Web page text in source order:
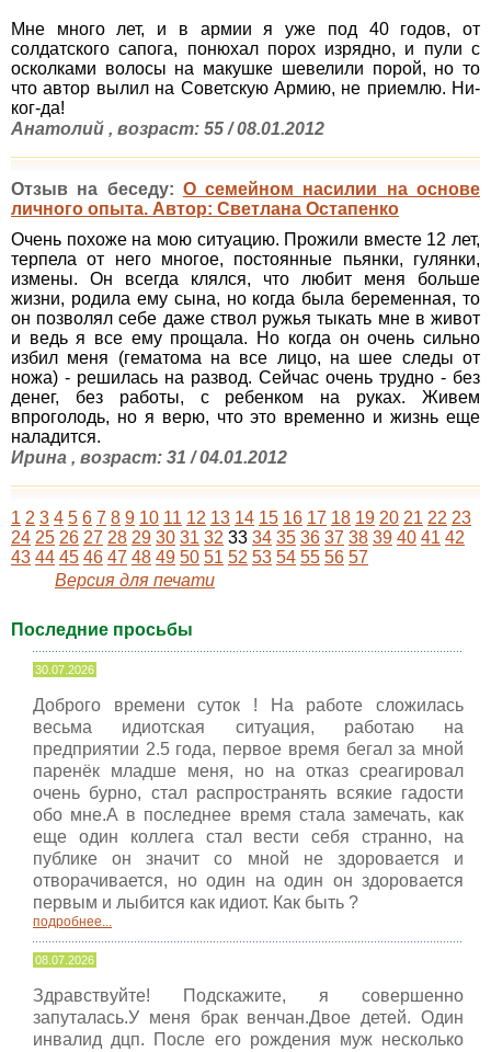
Мне много лет, и в армии я уже под 40 годов, от
солдатского сапога, понюхал порох изрядно, и пули с
осколками волосы на макушке шевелили порой, но то
что автор вылил на Советскую Армию, не приемлю. Ни-
ког-да!
Анатолий , возраст: 55 / 08.01.2012
Отзыв на беседу: О семейном насилии на основе
личного опыта. Автор: Светлана Остапенко
Очень похоже на мою ситуацию. Прожили вместе 12 лет,
терпела от него многое, постоянные пьянки, гулянки,
измены. Он всегда клялся, что любит меня больше
жизни, родила ему сына, но когда была беременная, то
он позволял себе даже ствол ружья тыкать мне в живот
и ведь я все ему прощала. Но когда он очень сильно
избил меня (гематома на все лицо, на шее следы от
ножа) - решилась на развод. Сейчас очень трудно - без
денег, без работы, с ребенком на руках. Живем
впроголодь, но я верю, что это временно и жизнь еще
наладится.
Ирина , возраст: 31 / 04.01.2012
1 2 3 4 5 6 7 8 9 10 11 12 13 14 15 16 17 18 19 20 21 22 23
24 25 26 27 28 29 30 31 32 33 34 35 36 37 38 39 40 41 42
43 44 45 46 47 48 49 50 51 52 53 54 55 56 57
Версия для печати
Последние просьбы
30.07.2026
Доброго времени суток ! На работе сложилась
весьма идиотская ситуация, работаю на
предприятии 2.5 года, первое время бегал за мной
паренёк младше меня, но на отказ среагировал
очень бурно, стал распространять всякие гадости
обо мне.А в последнее время стала замечать, как
еще один коллега стал вести себя странно, на
публике он значит со мной не здоровается и
отворачивается, но один на один он здоровается
первым и лыбится как идиот. Как быть ?
подробнее...
08.07.2026
Здравствуйте! Подскажите, я совершенно
запуталась.У меня брак венчан.Двое детей. Один
инвалид дцп. После его рождения муж несколько